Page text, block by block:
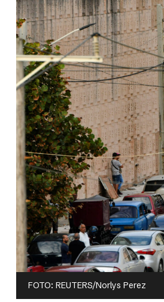
FOTO: REUTERS/Norlys Perez